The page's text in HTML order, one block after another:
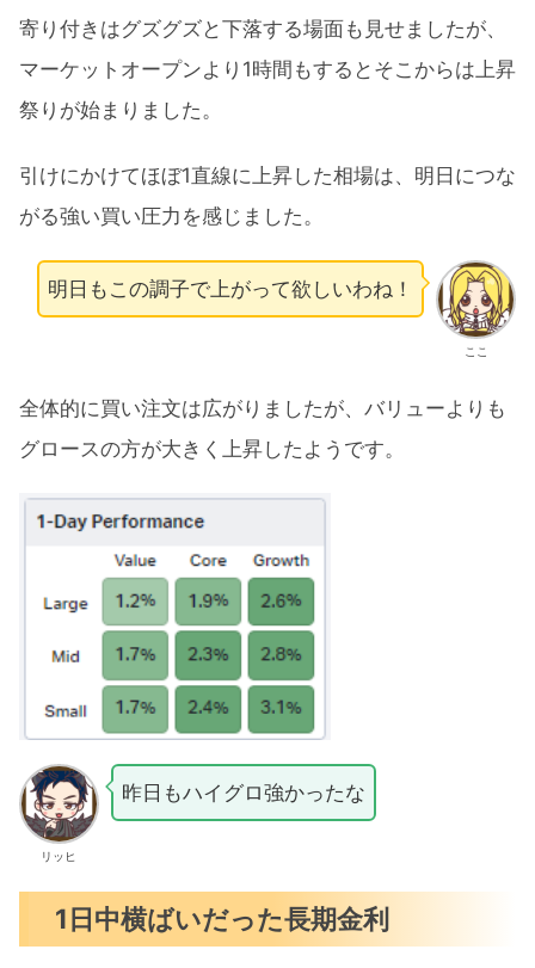
寄り付きはグズグズと下落する場面も見せましたが、
マーケットオープンより1時間もするとそこからは上昇
祭りが始まりました。
引けにかけてほぼ1直線に上昇した相場は、明日につな
がる強い買い圧力を感じました。
ここ
明日もこの調子で上がって欲しいわね！
全体的に買い注文は広がりましたが、バリューよりも
グロースの方が大きく上昇したようです。
リッヒ
昨日もハイグロ強かったな
1日中横ばいだった長期金利